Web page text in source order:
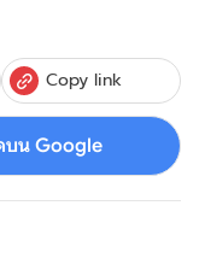
Copy link
บน Google